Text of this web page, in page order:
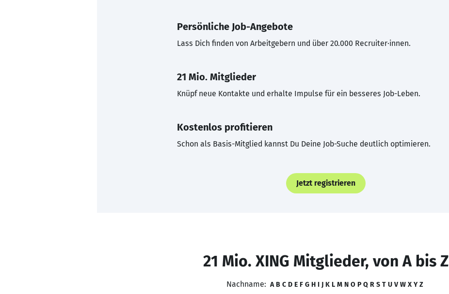
Persönliche Job-Angebote
Lass Dich finden von Arbeitgebern und über 20.000 Recruiter·innen.
21 Mio. Mitglieder
Knüpf neue Kontakte und erhalte Impulse für ein besseres Job-Leben.
Kostenlos profitieren
Schon als Basis-Mitglied kannst Du Deine Job-Suche deutlich optimieren.
Jetzt registrieren
21 Mio. XING Mitglieder, von A bis Z
Nachname: A B C D E F G H I J K L M N O P Q R S T U V W X Y Z